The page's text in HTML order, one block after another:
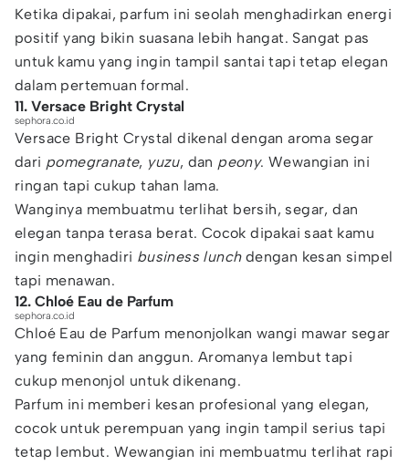
Ketika dipakai, parfum ini seolah menghadirkan energi
positif yang bikin suasana lebih hangat. Sangat pas
untuk kamu yang ingin tampil santai tapi tetap elegan
dalam pertemuan formal.
11. Versace Bright Crystal
sephora.co.id
Versace Bright Crystal dikenal dengan aroma segar
dari pomegranate, yuzu, dan peony. Wewangian ini
ringan tapi cukup tahan lama.
Wanginya membuatmu terlihat bersih, segar, dan
elegan tanpa terasa berat. Cocok dipakai saat kamu
ingin menghadiri business lunchdengan kesan simpel
tapi menawan.
12. Chloé Eau de Parfum
sephora.co.id
Chloé Eau de Parfum menonjolkan wangi mawar segar
yang feminin dan anggun. Aromanya lembut tapi
cukup menonjol untuk dikenang.
Parfum ini memberi kesan profesional yang elegan,
cocok untuk perempuan yang ingin tampil serius tapi
tetap lembut. Wewangian ini membuatmu terlihat rapi